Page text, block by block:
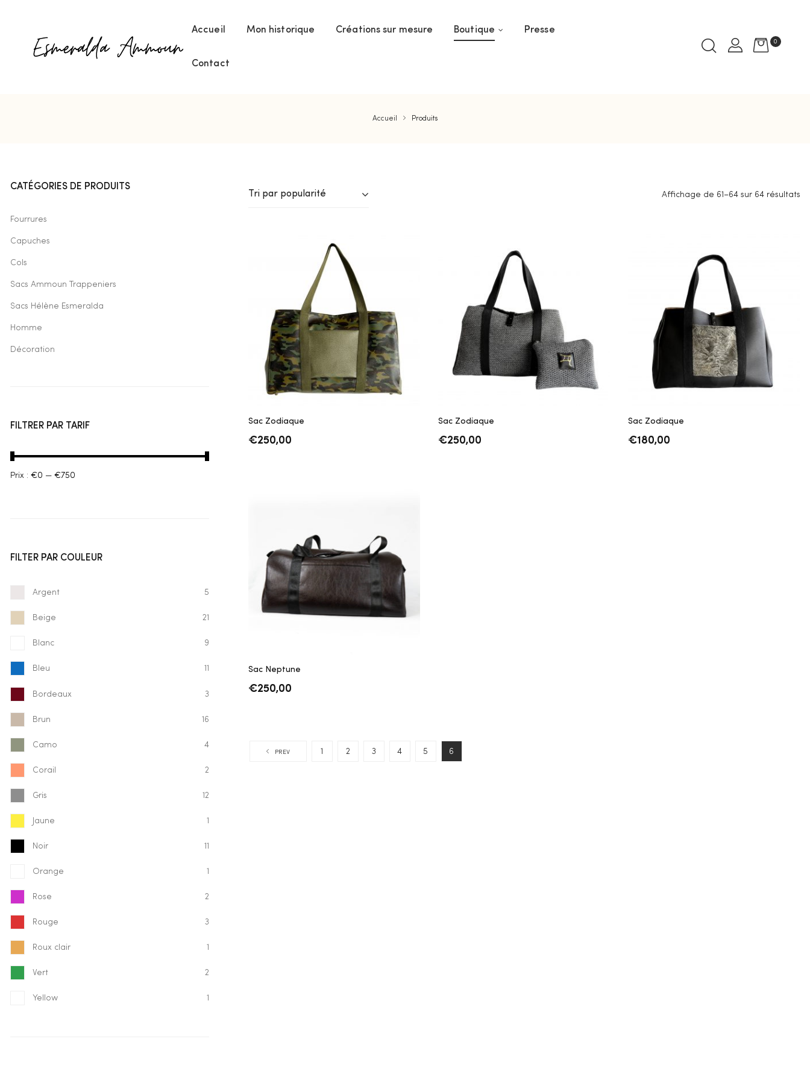
Accueil Mon historique Créations sur mesure Boutique Presse
Contact
0
Accueil Produits
Tri par popularité Affichage de 61–64 sur 64 résultats
Sac Zodiaque
€250,00
Sac Zodiaque
€250,00
Sac Zodiaque
€180,00
Sac Neptune
€250,00
PREV 1 2 3 4 5 6
CATÉGORIES DE PRODUITS
Fourrures
Capuches
Cols
Sacs Ammoun Trappeniers
Sacs Hélène Esmeralda
Homme
Décoration
FILTRER PAR TARIF
Prix : €0 — €750
FILTER PAR COULEUR
Argent 5
Beige 21
Blanc 9
Bleu 11
Bordeaux 3
Brun 16
Camo 4
Corail 2
Gris 12
Jaune 1
Noir 11
Orange 1
Rose 2
Rouge 3
Roux clair 1
Vert 2
Yellow 1